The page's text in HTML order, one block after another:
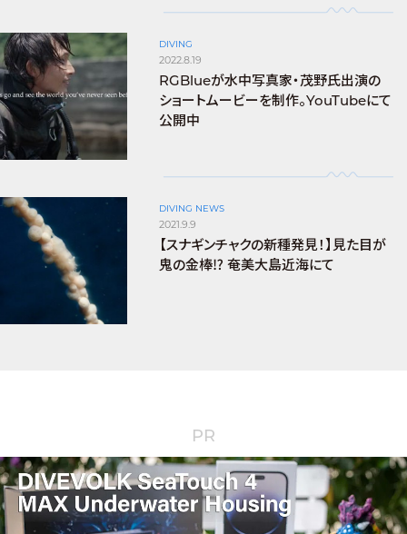
DIVING
2022.8.19
RGBlueが水中写真家・茂野氏出演の
ショートムービーを制作。YouTubeにて
公開中
DIVING NEWS
2021.9.9
【スナギンチャクの新種発見！】見た目が
鬼の金棒⁉︎ 奄美大島近海にて
PR